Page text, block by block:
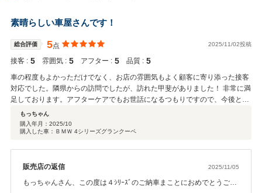
素晴らしい車屋さんです！
総合評価 5点 2025/11/02投稿
接客 : 5 雰囲気 : 5 アフター : 5 品質 : 5
車の程度もよかっただけでなく、お店の雰囲気もよく顧客に寄り添った接客
対応でした。隣県からの訪問でしたが、訪れた甲斐がありました！ 非常に満
足しております。アフターケアでもお世話になるつもりですので、今後とも
宜しくお願い致します。
もっちゃん
購入年月： 2025/10
購入した車：ＢＭＷ 4シリーズグランクーペ
販売店の返信 2025/11/05
もっちゃんさん、この度は４ｼﾘｰｽﾞのご納車まことにおめでとうござ